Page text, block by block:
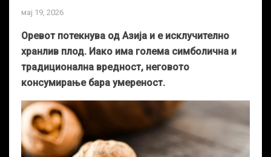
мај 19, 2026
Оревот потекнува од Азија и е исклучително
хранлив плод. Иако има голема симболична и
традиционална вредност, неговото
консумирање бара умереност.